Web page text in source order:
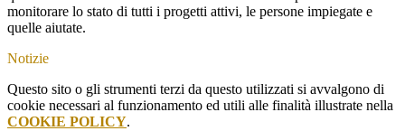
monitorare lo stato di tutti i progetti attivi, le persone impiegate e
quelle aiutate.
Notizie
Questo sito o gli strumenti terzi da questo utilizzati si avvalgono di
cookie necessari al funzionamento ed utili alle finalità illustrate nella
COOKIE POLICY.